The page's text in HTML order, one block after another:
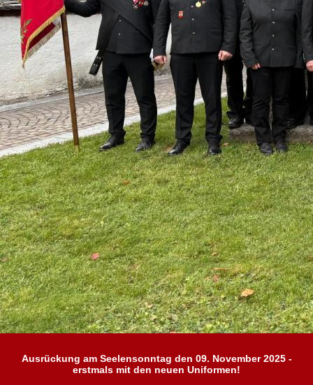
Ausrückung am Seelensonntag den 09. November 2025 -
erstmals mit den neuen Uniformen!